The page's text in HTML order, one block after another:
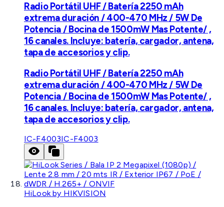
Radio Portátil UHF / Batería 2250 mAh
extrema duración / 400-470 MHz / 5W De
Potencia / Bocina de 1500mW Mas Potente/ ,
16 canales. Incluye: batería, cargador, antena,
tapa de accesorios y clip.
Radio Portátil UHF / Batería 2250 mAh
extrema duración / 400-470 MHz / 5W De
Potencia / Bocina de 1500mW Mas Potente/ ,
16 canales. Incluye: batería, cargador, antena,
tapa de accesorios y clip.
IC-F4003IC-F4003
HiLook by HIKVISION